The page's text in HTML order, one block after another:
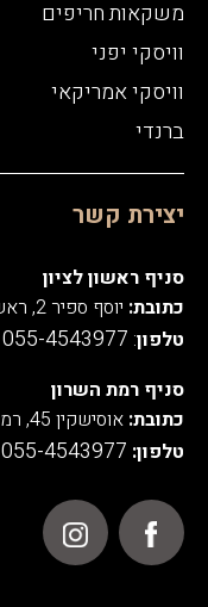
משקאות חריפים
וויסקי יפני
וויסקי אמריקאי
ברנדי
יצירת קשר
סניף ראשון לציון
כתובת: יוסף ספיר 2, ראשון לציון
טלפון:
055-4543977
סניף רמת השרון
כתובת: אוסישקין 45, רמת השרון
טלפון: 055-4543977